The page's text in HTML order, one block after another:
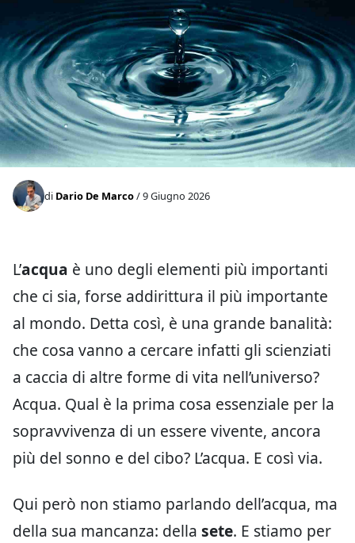
di Dario De Marco/ 9 Giugno 2026
L’acqua è uno degli elementi più importanti
che ci sia, forse addirittura il più importante
al mondo. Detta così, è una grande banalità:
che cosa vanno a cercare infatti gli scienziati
a caccia di altre forme di vita nell’universo?
Acqua. Qual è la prima cosa essenziale per la
sopravvivenza di un essere vivente, ancora
più del sonno e del cibo? L’acqua. E così via.
Qui però non stiamo parlando dell’acqua, ma
della sua mancanza: della sete. E stiamo per